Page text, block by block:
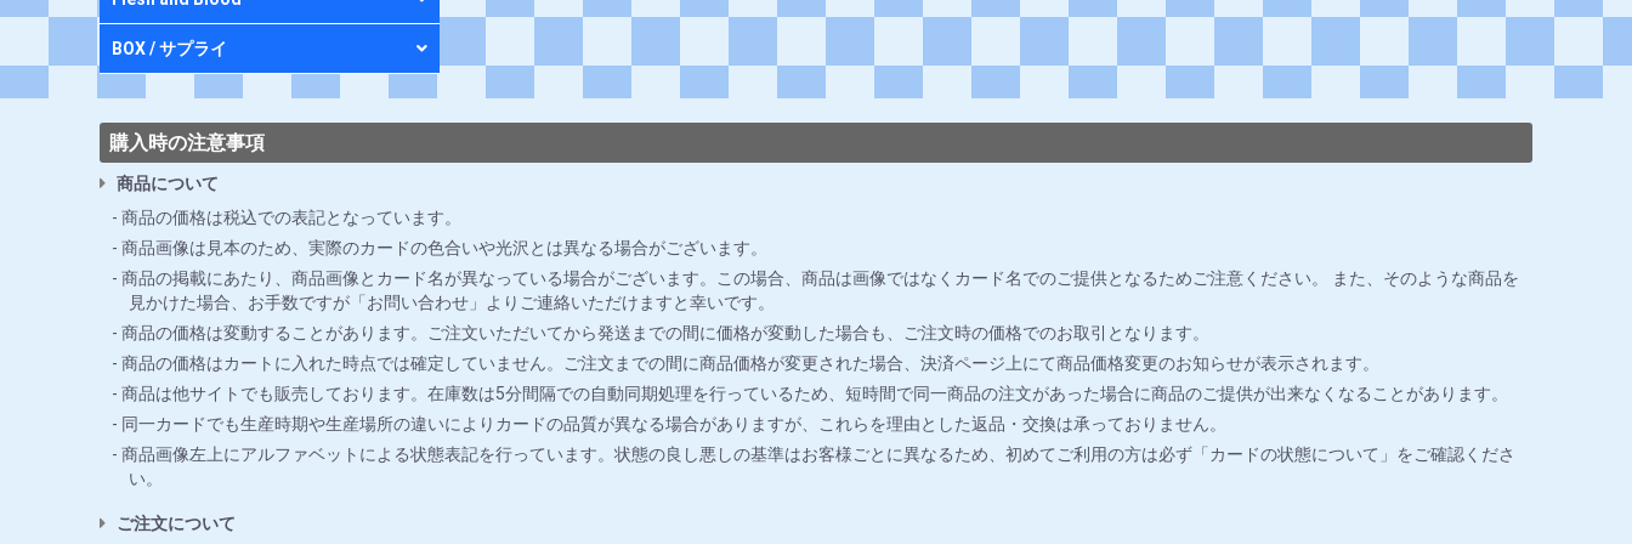
BOX / サプライ
購入時の注意事項
商品について
商品の価格は税込での表記となっています。
商品画像は見本のため、実際のカードの色合いや光沢とは異なる場合がございます。
商品の掲載にあたり、商品画像とカード名が異なっている場合がございます。この場合、商品は画像ではなくカード名でのご提供となるためご注意ください。 また、そのような商品を
見かけた場合、お手数ですが「お問い合わせ」よりご連絡いただけますと幸いです。
商品の価格は変動することがあります。ご注文いただいてから発送までの間に価格が変動した場合も、ご注文時の価格でのお取引となります。
商品の価格はカートに入れた時点では確定していません。ご注文までの間に商品価格が変更された場合、決済ページ上にて商品価格変更のお知らせが表示されます。
商品は他サイトでも販売しております。在庫数は5分間隔での自動同期処理を行っているため、短時間で同一商品の注文があった場合に商品のご提供が出来なくなることがあります。
同一カードでも生産時期や生産場所の違いによりカードの品質が異なる場合がありますが、これらを理由とした返品・交換は承っておりません。
商品画像左上にアルファベットによる状態表記を行っています。状態の良し悪しの基準はお客様ごとに異なるため、初めてご利用の方は必ず「カードの状態について」をご確認くださ
い。
ご注文について